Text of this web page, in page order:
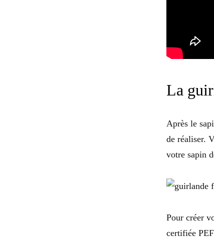
La
Après le
de réaliser.
votre sapin
Pour créer
certifiée